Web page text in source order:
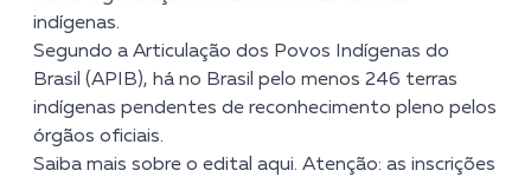
indígenas.
Segundo a Articulação dos Povos Indígenas do
Brasil (APIB), há no Brasil pelo menos 246 terras
indígenas pendentes de reconhecimento pleno pelos
órgãos oficiais.
Saiba mais sobre o edital aqui. Atenção: as inscrições